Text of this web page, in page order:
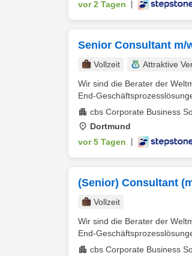
vor 2 Tagen
Senior Consultant m/
Vollzeit Attraktive
Wir sind die Berater der
End-
cbs Corporate Business
Dortmund
vor 5 Tagen
(Senior) Consultant
Vollzeit
Wir sind die Berater der
End-
cbs Corporate Business